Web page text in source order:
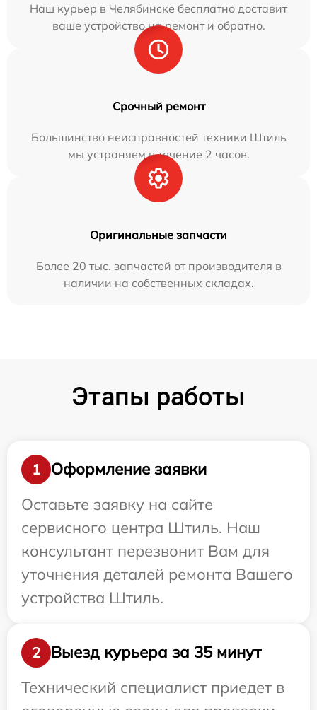
Наш курьер в Челябинске бесплатно доставит
ваше устройство на ремонт и обратно.
Срочный ремонт
Большинство неисправностей техники Штиль
мы устраняем в течение 2 часов.
Оригинальные запчасти
Более 20 тыс. запчастей от производителя в
наличии на собственных складах.
Этапы работы
1
Оформление заявки
Оставьте заявку на сайте
сервисного центра Штиль. Наш
консультант перезвонит Вам для
уточнения деталей ремонта Вашего
устройства Штиль.
2
Выезд курьера за 35 минут
Технический специалист приедет в